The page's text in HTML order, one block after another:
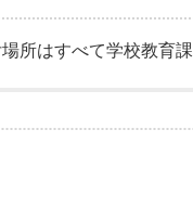
所はすべて学校教育課